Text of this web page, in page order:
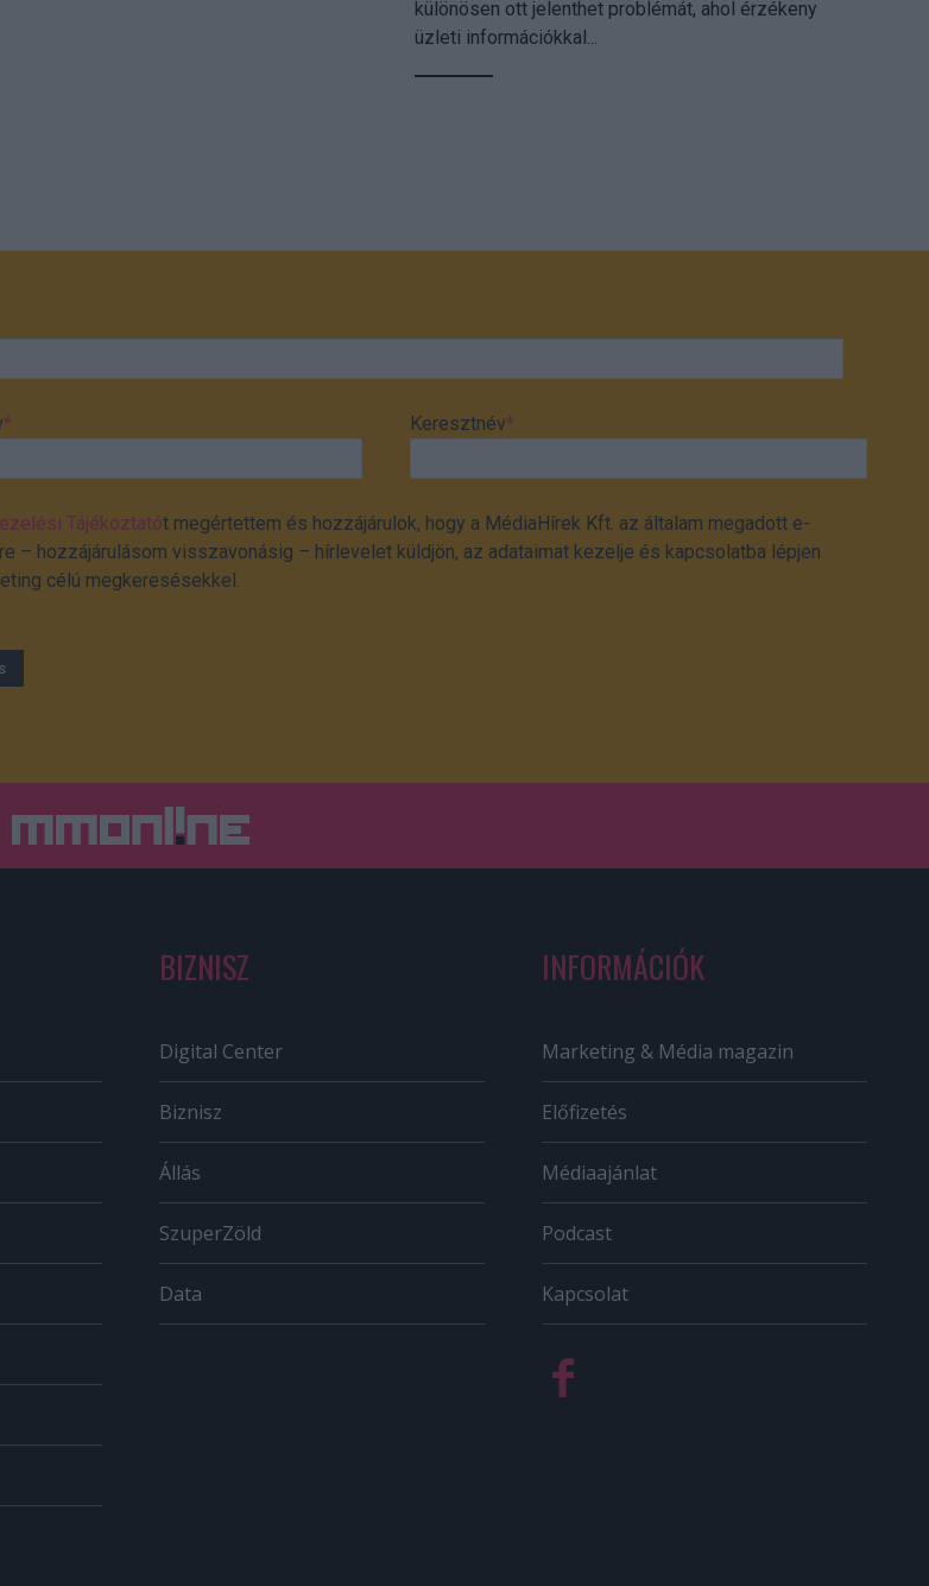
különösen ott jelenthet problémát, ahol érzékeny
üzleti információkkal...
* Keresztnév*
Tájékoztatót megértettem és hozzájárulok, hogy a MédiaHírek Kft. az általam megadott e-
– hozzájárulásom visszavonásig – hírlevelet küldjön, az adataimat kezelje és kapcsolatba lépjen
célú megkeresésekkel.
BIZNISZ
Digital Center
Biznisz
Állás
SzuperZöld
Data
INFORMÁCIÓK
Marketing & Média magazin
Előfizetés
Médiaajánlat
Podcast
Kapcsolat